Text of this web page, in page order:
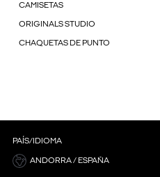
CAMISETAS
ORIGINALS STUDIO
CHAQUETAS DE PUNTO
PAÍS/IDIOMA
ANDORRA / ESPAÑA